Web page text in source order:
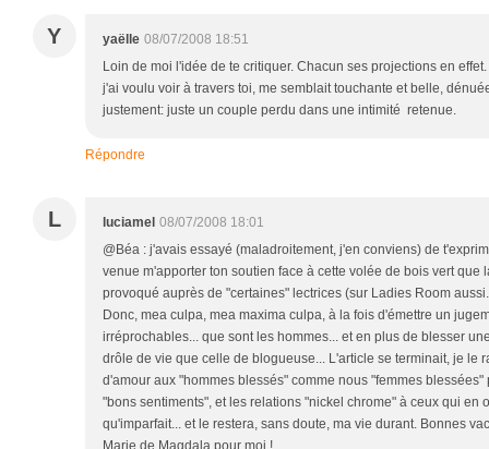
Y yaëlle 08/07/2008 18:51
Loin de moi l'idée de te critiquer. Chacun ses projections en
j'ai voulu voir à travers toi, me semblait touchante et belle,
justement: juste un couple perdu dans une intimité retenue.
Répondre
L luciamel 08/07/2008 18:01
@Béa : j'avais essayé (maladroitement, j'en conviens) de
venue m'apporter ton soutien face à cette volée de bois vert que
provoqué auprès de "certaines" lectrices (sur Ladies Room
Donc, mea culpa, mea maxima culpa, à la fois d'émettre un
irréprochables... que sont les hommes... et en plus de blesser
drôle de vie que celle de blogueuse... L'article se terminait, je le
d'amour aux "hommes blessés" comme nous "femmes
"bons sentiments", et les relations "nickel chrome" à ceux qui en
qu'imparfait... et le restera, sans doute, ma vie durant. Bonnes
Marie de Magdala pour moi !